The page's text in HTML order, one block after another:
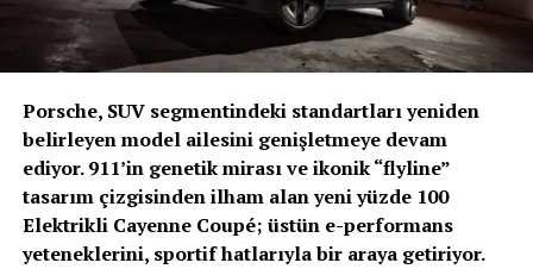
sürdürülebilirlik hedeflerine katkı sağlamaya devam
edeceğiz.”
Enerjisa Üretim’in tercihi, Kia’nın Türkiye kurumsal filo
pazarındaki güçlü konumunu pekiştirirken, markanın
farklı kullanım senaryolarına uygun çözümler sunabilen
güvenilir bir mobilite ortağı olarak öne çıktığını bir kez
daha ortaya koyuyor.
Porsche, SUV segmentindeki standartları yeniden
belirleyen model ailesini genişletmeye devam
ediyor. 911’in genetik mirası ve ikonik “flyline”
tasarım çizgisinden ilham alan yeni yüzde 100
Elektrikli Cayenne Coupé; üstün e-performans
yeteneklerini, sportif hatlarıyla bir araya getiriyor.